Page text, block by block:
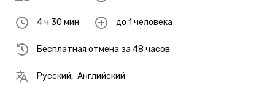
4 ч 30 мин до 1 человека
Бесплатная отмена за 48 часов
Русский, Английский